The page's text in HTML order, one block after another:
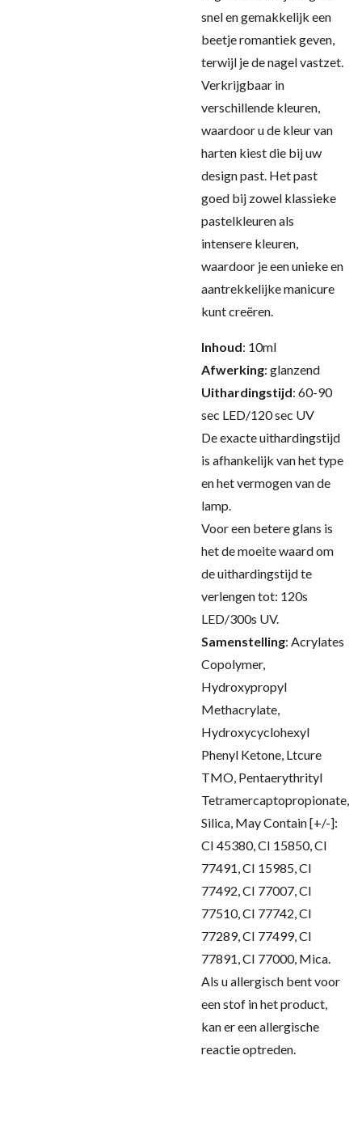
snel en gemakkelijk een
beetje romantiek geven,
terwijl je de nagel vastzet.
Verkrijgbaar in
verschillende kleuren,
waardoor u de kleur van
harten kiest die bij uw
design past. Het past
goed bij zowel klassieke
pastelkleuren als
intensere kleuren,
waardoor je een unieke en
aantrekkelijke manicure
kunt creëren.
Inhoud: 10ml
Afwerking: glanzend
Uithardingstijd: 60-90
sec LED/120 sec UV
De exacte uithardingstijd
is afhankelijk van het type
en het vermogen van de
lamp.
Voor een betere glans is
het de moeite waard om
de uithardingstijd te
verlengen tot: 120s
LED/300s UV.
Samenstelling: Acrylates
Copolymer,
Hydroxypropyl
Methacrylate,
Hydroxycyclohexyl
Phenyl Ketone, Ltcure
TMO, Pentaerythrityl
Tetramercaptopropionate,
Silica, May Contain [+/-]:
CI 45380, CI 15850, CI
77491, CI 15985, CI
77492, CI 77007, CI
77510, CI 77742, CI
77289, CI 77499, CI
77891, CI 77000, Mica.
Als u allergisch bent voor
een stof in het product,
kan er een allergische
reactie optreden.